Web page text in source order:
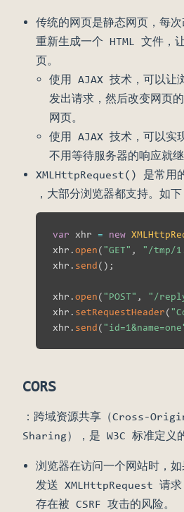
传统的网页是静态网页，每
重新生成一个 HTML 文件，
页。
使用 AJAX 技术，可以让
发出请求，然后改变网页
网页。
使用 AJAX 技术，可以实
不用等待服务器的响应就继
XMLHttpRequest() 是常用
，大部分浏览器都支持。如下
var xhr = new
xhr.open("GET" , "/tmp/
xhr. send( ) ;
xhr.open("POST" , "/
xhr. setRequestHeader(
xhr. send(
CORS
：跨域资源共享（Cross-
Sharing），是 W3C 标准定义
浏览器在访问一个网站时，
发送 XMLHttpRequest 请求
存在被 CSRF 攻击的风险。